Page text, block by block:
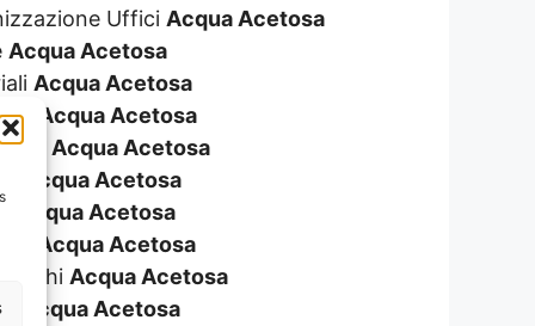
Uffici Acqua Acetosa
Acqua Acetosa
Acqua Acetosa
Acqua Acetosa
Acqua Acetosa
Acqua Acetosa
Acqua Acetosa
Acqua Acetosa
Acqua Acetosa
Acqua Acetosa